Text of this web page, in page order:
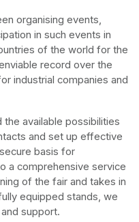
organising events,
in such events in
of the world for the
record over the
industrial companies and
the available possibilities
and set up effective
basis for
a comprehensive service
of the fair and takes in
equipped stands, we
support.